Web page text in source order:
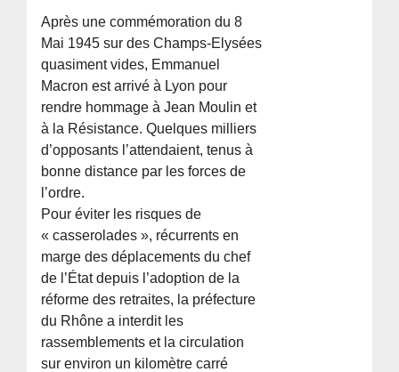
Après une commémoration du 8
Mai 1945 sur des Champs-Elysées
quasiment vides, Emmanuel
Macron est arrivé à Lyon pour
rendre hommage à Jean Moulin et
à la Résistance. Quelques milliers
d’opposants l’attendaient, tenus à
bonne distance par les forces de
l’ordre.
Pour éviter les risques de
« casserolades », récurrents en
marge des déplacements du chef
de l’État depuis l’adoption de la
réforme des retraites, la préfecture
du Rhône a interdit les
rassemblements et la circulation
sur environ un kilomètre carré